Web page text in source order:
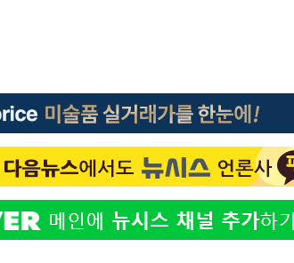
담벼락 붕괴
정가 1.3억원
과 한일전
망·1명 실종
더위, 열대야 계속[다음주
신의 기회로 삼겠다"